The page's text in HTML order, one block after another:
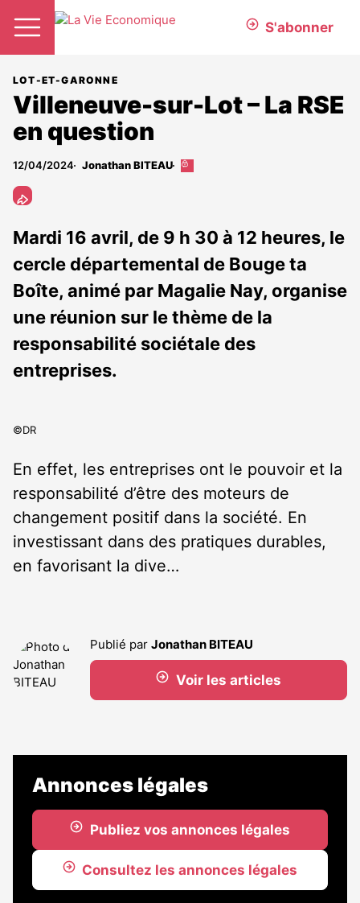
S'abonner
LOT-ET-GARONNE
Villeneuve-sur-Lot – La RSE
en question
12/04/2024 Jonathan BITEAU
Cet
abonnés
Mardi 16 avril, de 9 h 30 à 12 heures, le
cercle départemental de Bouge ta
Boîte, animé par Magalie Nay, organise
une réunion sur le thème de la
responsabilité sociétale des
entreprises.
©DR
En effet, les entreprises ont le pouvoir et la
responsabilité d’être des moteurs de
changement positif dans la société. En
investissant dans des pratiques durables,
en favorisant la dive…
Publié par Jonathan BITEAU
Voir les articles
Annonces légales
Publiez vos annonces légales
Consultez les annonces légales